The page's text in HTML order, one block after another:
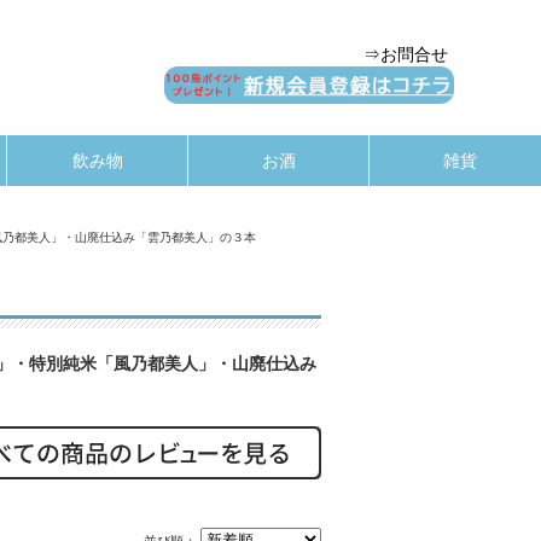
⇒お問合せ
飲み物 お酒 雑貨
都美人」・山廃仕込み「雲乃都美人」の３本
特別純米「風乃都美人」・山廃仕込み